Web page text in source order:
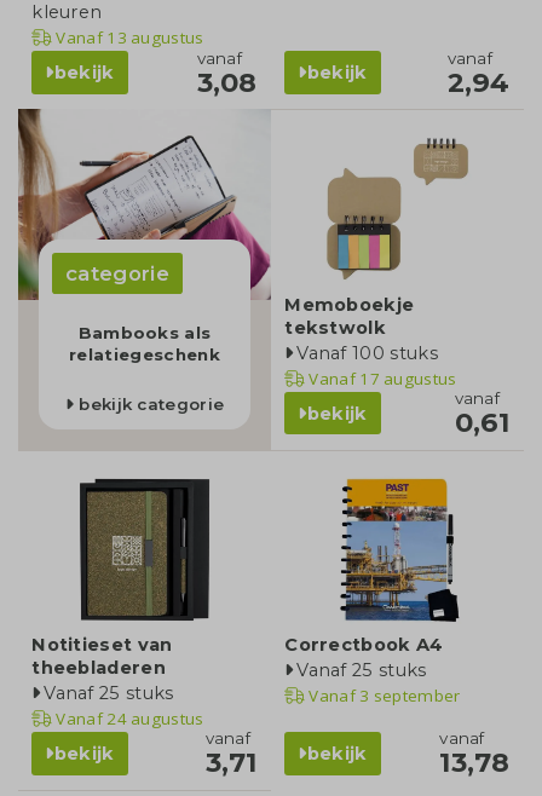
kleuren
Vanaf13 augustus
bekijk
vanaf
3,08 bekijk
vanaf
2,94
categorie
Bambooks als
relatiegeschenk
bekijk categorie
Memoboekje
tekstwolk
Vanaf 100 stuks
Vanaf17 augustus
bekijk
vanaf
0,61
Notitieset van
theebladeren
Vanaf 25 stuks
Vanaf24 augustus
bekijk
vanaf
3,71
Correctbook A4
Vanaf 25 stuks
Vanaf3 september
bekijk
vanaf
13,78